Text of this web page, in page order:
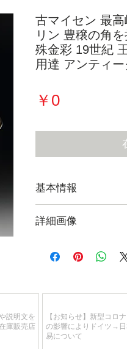
古マイセン 最
リン 豊穣の角
殊金彩 19世紀
用達 アンティー
￥0価
基本情報
詳細画像
覧になれます。
【フォトギャラリ
説明文を
庫販売店
【お知らせ】新型コロ
の影響によりドイツ→日
易について